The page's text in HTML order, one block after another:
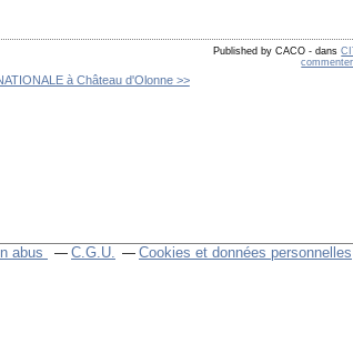
Published by CACO - dans
à Château d'Olonne >>
abus C.G.U. Cookies et données personnelles